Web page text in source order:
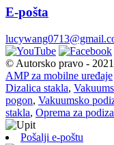
E-pošta
© Autorsko pravo -
AMP za mobilne uređaje
Dizalica stakla,
pogon, Vakuumsko
stakla, Oprema za
Pošalji e-poštu